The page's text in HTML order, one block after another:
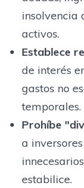
insolvencia
activos.
Establece
de interés
gastos no
temporales.
Prohíbe
a
estabilice.